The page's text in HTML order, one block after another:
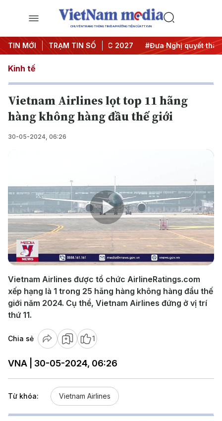
CHUYÊN TRANG THÔNG TIN ĐA PHƯƠNG TIỆN CỦA TTXVN
TIN MỚI TRẠM TIN SỐ
Trung ương 3 #APEC 2027 #Đưa Nghị quyết thành
Kinh tế
Vietnam Airlines lọt top 11 hãng
hàng không hàng đầu thế giới
30-05-2024, 06:26
Play
Video
Vietnam Airlines được tổ chức AirlineRatings.com
xếp hạng là 1 trong 25 hãng hàng không hàng đầu thế
giới năm 2024. Cụ thể, Vietnam Airlines đứng ở vị trí
thứ 11.
Chia sẻ 1
VNA | 30-05-2024, 06:26
Từ khóa: Vietnam Airlines